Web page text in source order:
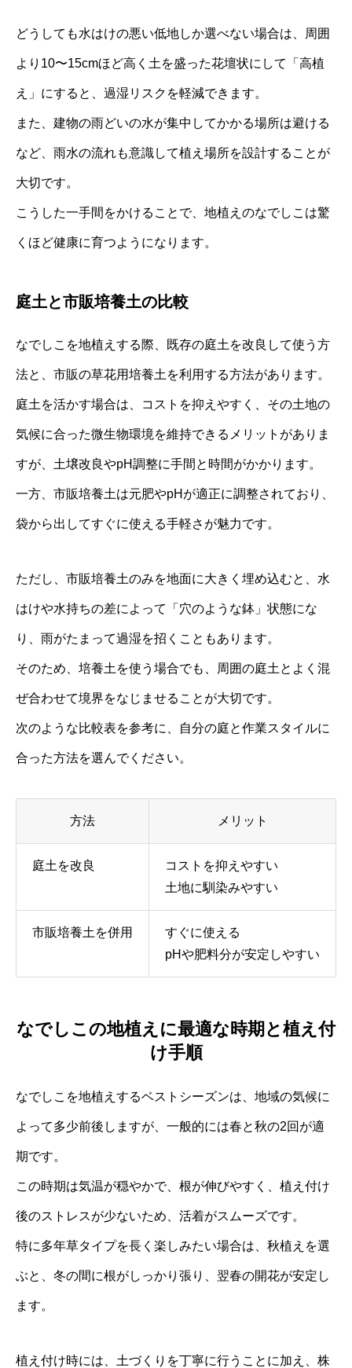
どうしても水はけの悪い低地しか選べない場合は、周囲
より10〜15cmほど高く土を盛った花壇状にして「高植
え」にすると、過湿リスクを軽減できます。
また、建物の雨どいの水が集中してかかる場所は避ける
など、雨水の流れも意識して植え場所を設計することが
大切です。
こうした一手間をかけることで、地植えのなでしこは驚
くほど健康に育つようになります。
庭土と市販培養土の比較
なでしこを地植えする際、既存の庭土を改良して使う方
法と、市販の草花用培養土を利用する方法があります。
庭土を活かす場合は、コストを抑えやすく、その土地の
気候に合った微生物環境を維持できるメリットがありま
すが、土壌改良やpH調整に手間と時間がかかります。
一方、市販培養土は元肥やpHが適正に調整されており、
袋から出してすぐに使える手軽さが魅力です。
ただし、市販培養土のみを地面に大きく埋め込むと、水
はけや水持ちの差によって「穴のような鉢」状態にな
り、雨がたまって過湿を招くこともあります。
そのため、培養土を使う場合でも、周囲の庭土とよく混
ぜ合わせて境界をなじませることが大切です。
次のような比較表を参考に、自分の庭と作業スタイルに
合った方法を選んでください。
方法 メリット
庭土を改良
コストを抑えやすい
土地に馴染みやすい
市販培養土を併用
すぐに使える
pHや肥料分が安定しやすい
なでしこの地植えに最適な時期と植え付
け手順
なでしこを地植えするベストシーズンは、地域の気候に
よって多少前後しますが、一般的には春と秋の2回が適
期です。
この時期は気温が穏やかで、根が伸びやすく、植え付け
後のストレスが少ないため、活着がスムーズです。
特に多年草タイプを長く楽しみたい場合は、秋植えを選
ぶと、冬の間に根がしっかり張り、翌春の開花が安定し
ます。
植え付け時には、土づくりを丁寧に行うことに加え、株